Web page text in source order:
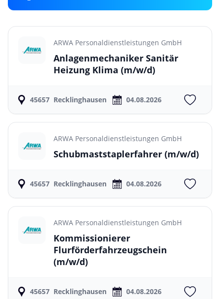
ARWA Personaldienstleistungen GmbH
Anlagenmechaniker Sanitär
Heizung Klima (m/w/d)
45657 Recklinghausen 04.08.2026
ARWA Personaldienstleistungen GmbH
Schubmaststaplerfahrer (m/w/d)
45657 Recklinghausen 04.08.2026
ARWA Personaldienstleistungen GmbH
Kommissionierer
Flurförderfahrzeugschein
(m/w/d)
45657 Recklinghausen 04.08.2026